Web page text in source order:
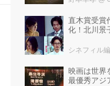
直木賞受賞
化！北川景
化学反応」
塚洋介！
シネフィル
映画は世界
最優秀アジ